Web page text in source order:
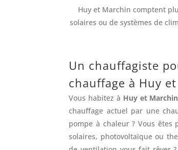
Huy et Marchin comptent
solaires ou de systèmes de
Un chauffagiste
chauffage à Huy
Vous habitez à Huy et Marchin
chauffage actuel par une
pompe à chaleur ? Vous
solaires, photovoltaïque ou